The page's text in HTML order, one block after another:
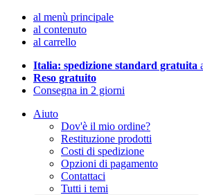
al menù principale
al contenuto
al carrello
Italia: spedizione standard gratuita
Reso gratuito
Consegna in 2 giorni
Aiuto
Dov'è il mio ordine?
Restituzione prodotti
Costi di spedizione
Opzioni di pagamento
Contattaci
Tutti i temi